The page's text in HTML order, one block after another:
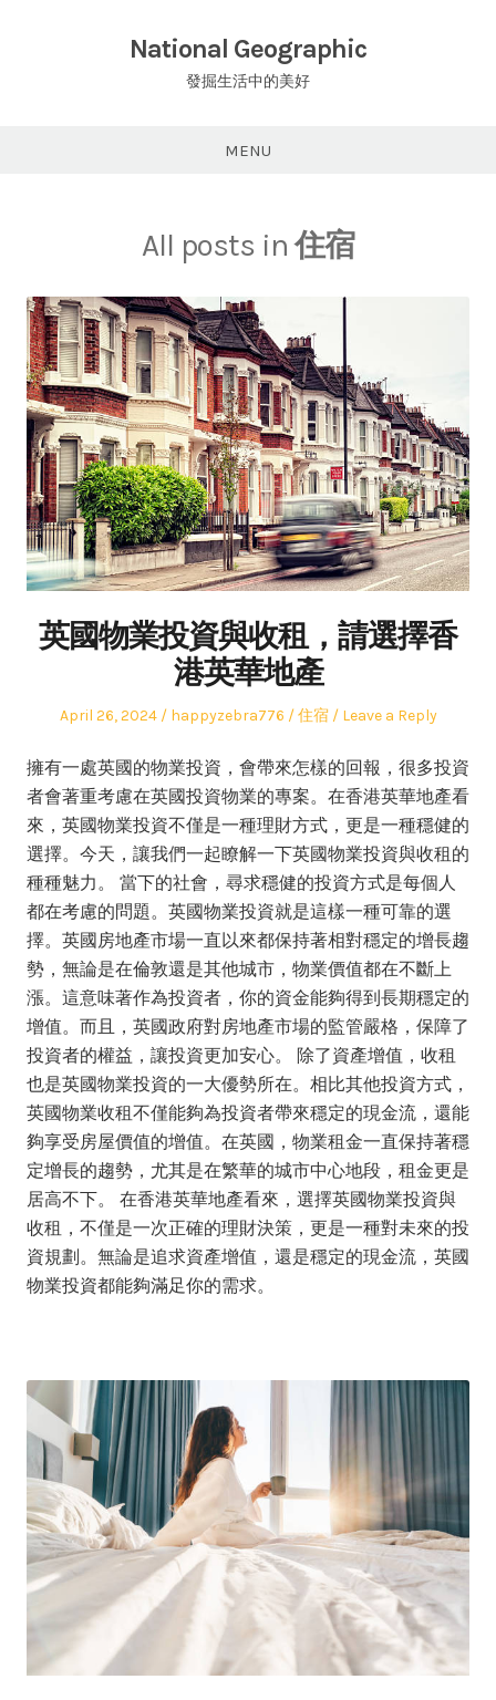
National Geographic
發掘生活中的美好
MENU
All posts in住宿
英國物業投資與收租，請選擇香
港英華地產
Posted
April 26, 2024 Author
happyzebra776
Posted
住宿 Leave a Reply
擁有一處英國的物業投資，會帶來怎樣的回報，很多投資
者會著重考慮在英國投資物業的專案。在香港英華地產看
來，英國物業投資不僅是一種理財方式，更是一種穩健的
選擇。今天，讓我們一起瞭解一下英國物業投資與收租的
種種魅力。 當下的社會，尋求穩健的投資方式是每個人
都在考慮的問題。英國物業投資就是這樣一種可靠的選
擇。英國房地產市場一直以來都保持著相對穩定的增長趨
勢，無論是在倫敦還是其他城市，物業價值都在不斷上
漲。這意味著作為投資者，你的資金能夠得到長期穩定的
增值。而且，英國政府對房地產市場的監管嚴格，保障了
投資者的權益，讓投資更加安心。 除了資產增值，收租
也是英國物業投資的一大優勢所在。相比其他投資方式，
英國物業收租不僅能夠為投資者帶來穩定的現金流，還能
夠享受房屋價值的增值。在英國，物業租金一直保持著穩
定增長的趨勢，尤其是在繁華的城市中心地段，租金更是
居高不下。 在香港英華地產看來，選擇英國物業投資與
收租，不僅是一次正確的理財決策，更是一種對未來的投
資規劃。無論是追求資產增值，還是穩定的現金流，英國
物業投資都能夠滿足你的需求。